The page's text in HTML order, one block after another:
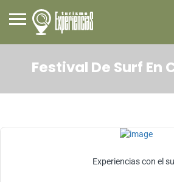
Festival De Surf En
Experiencias con el